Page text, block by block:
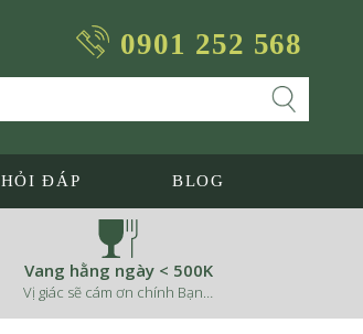
0901 252 568
HỎI ĐÁP BLOG
Vang hằng ngày < 500K
Vị giác sẽ cám ơn chính Bạn…